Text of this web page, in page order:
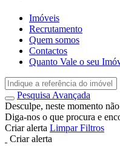
Imóveis
Recrutamento
Quem somos
Contactos
Quanto Vale o seu
Pesquisa Avançada
Desculpe, neste momento
Diga-nos o que procura e
Criar alerta Limpar Filtros
Criar alerta